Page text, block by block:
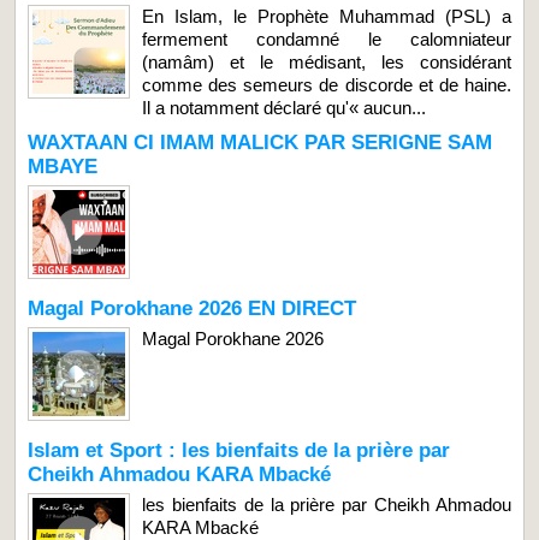
En Islam, le Prophète Muhammad (PSL) a
fermement condamné le calomniateur
(namâm) et le médisant, les considérant
comme des semeurs de discorde et de haine.
Il a notamment déclaré qu'« aucun...
WAXTAAN CI IMAM MALICK PAR SERIGNE SAM
MBAYE
Magal Porokhane 2026 EN DIRECT
Magal Porokhane 2026
Islam et Sport : les bienfaits de la prière par
Cheikh Ahmadou KARA Mbacké
les bienfaits de la prière par Cheikh Ahmadou
KARA Mbacké